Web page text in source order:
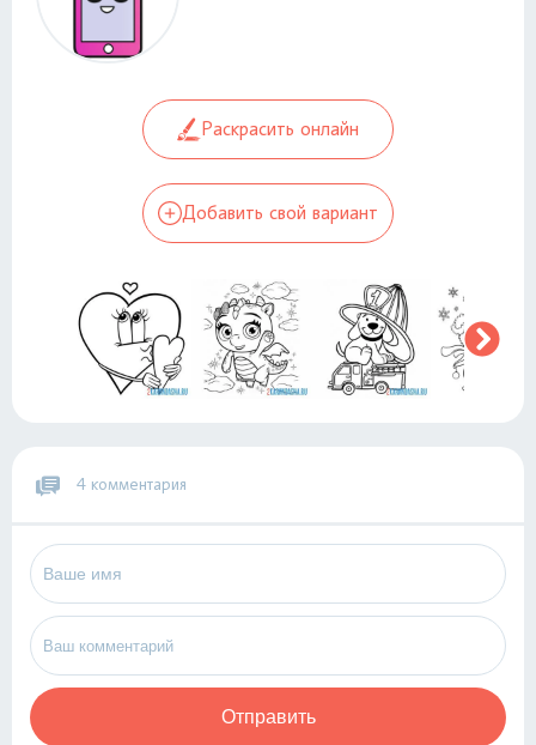
Раскрасить онлайн
Добавить свой вариант
4 комментария
Отправить